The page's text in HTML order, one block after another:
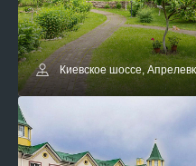
Киевское шоссе,